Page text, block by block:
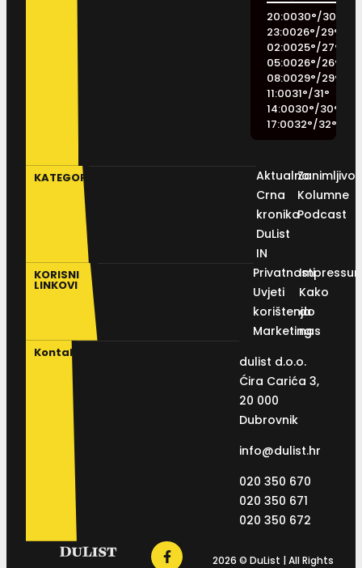
20:0030°/30
23:0026°/29°
02:0025°/27°
05:0026°/26°
08:0029°/29°
11:0031°/31°
14:0030°/30°
17:0032°/32°
KATEGORIJE
Aktualno
Crna
kronika
DuList
IN
Kolumne
Podcast
KORISNI
LINKOVI
Privatnosti
Uvjeti
korištenja
Marketing
Kako
do
nas
Kontakt
dulist d.o.o.
Ćira Carića 3,
20 000
Dubrovnik
info@dulist.hr
020 350 670
020 350 671
020 350 672
2026 © DuList | All Rights